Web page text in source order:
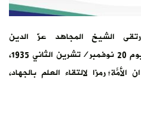
الشيخ المجاهد عزّ الدين
القسّام شهيدًا في أحراش يعبد يوم 20 نوفمبر/تشرين الثاني 1935،
رمزًا لالتقاء العلم بالجهاد،